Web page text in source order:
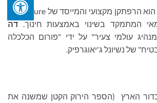
הוא הרפתקן מקצועי והמייסד של Adventure
המתמקד בשינוי באמצעות חינוך. דה
עולמי צעיר" על ידי "פורום הכלכלה
של נשיונל ג'יאוגרפיק.
הארץ (הספר הירוק הקטן שמשנה את